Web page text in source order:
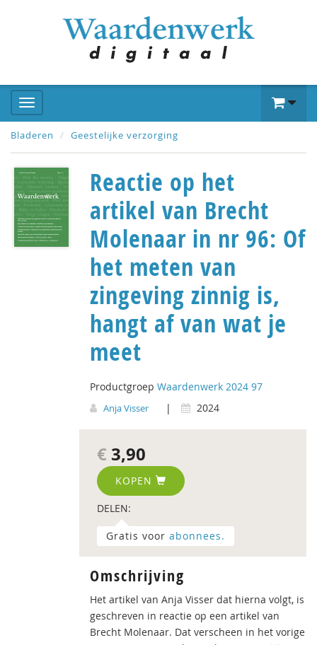
Bladeren Geestelijke verzorging
Reactie op het
artikel van Brecht
Molenaar in nr 96: Of
het meten van
zingeving zinnig is,
hangt af van wat je
meet
Productgroep Waardenwerk 2024 97
Anja Visser | 2024
€ 3,90
KOPEN
DELEN:
Gratis voor abonnees.
Omschrijving
Het artikel van Anja Visser dat hierna volgt, is
geschreven in reactie op een artikel van
Brecht Molenaar. Dat verscheen in het vorige